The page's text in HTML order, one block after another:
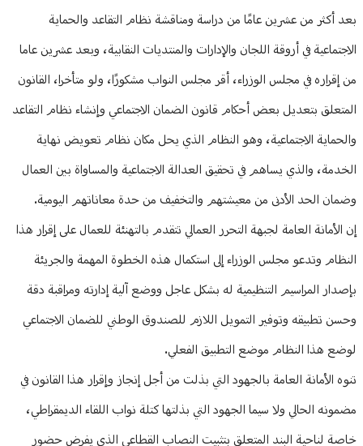
بعد أكثر من عشرين عامًا من دراسة ومناقشة نظام التقاعد والحماية
الاجتماعية في أروقة اللجان والإدارات والمنتديات النقابية، وبعد عشرين عاما
من إقراره في مجلس الوزراء، أقر مجلس النواب مشكورًا، ولو متأخرا، القانون
المتعلق بتعديل بعض أحكام قانون الضمان الاجتماعي وإنشاء نظام التقاعد
والحماية الاجتماعية، وهو النظام الذي يحل مكان نظام تعويض نهاية
الخدمة، والذي يساهم في تحقيق العدالة الاجتماعية والمساواة بين العمال
وضمان الحد الأدنى من معيشتهم والتخفيف من حدة معاناتهم اليومية.
إن الأمانة العامة لجبهة التحرر العمالي تتقدم بالتهنئة للعمال على إقرار هذا
النظام وتدعو مجلس الوزراء إلى استكمال هذه الخطوة المهمة والجريئة
بإصدار المراسيم التنظيمية له بشكل عاجل ووضع آلية إدارته ومراقبة دقة
وحسن تطبيقه وتوفير التمويل اللازم للصندوق الوطني للضمان الاجتماعي
لوضع هذا النظام موضع التطبيق الفعلي.
تنوه الأمانة العامة بالجهود التي بذلت من أجل إنجاز وإقرار هذا القانون في
مضمونه الحالي ولا سيما الجهود التي بذلتها كتلة نواب اللقاء الديمقراطي،
خاصة لناحية البند المتعلق بتثبيت النصاب القطاعي الذي يفرض حضور